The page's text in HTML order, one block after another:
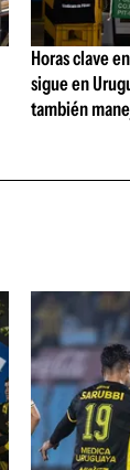
Horas clave
sigue en
también